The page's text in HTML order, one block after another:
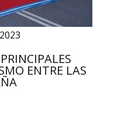
ENTRE LAS